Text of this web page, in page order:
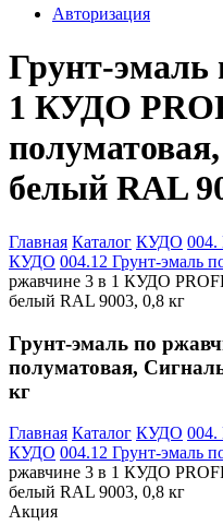
Авторизация
Грунт-эмаль
1 КУДО
белый RAL
Главная Каталог КУДО
КУДО 004.12 Грунт-эмаль
ржавчине 3 в 1 КУДО
белый RAL 9003, 0,8 кг
Грунт-эмаль по
полуматовая,
кг
Главная Каталог КУДО
КУДО 004.12 Грунт-эмаль
ржавчине 3 в 1 КУДО
белый RAL 9003, 0,8 кг
Акция